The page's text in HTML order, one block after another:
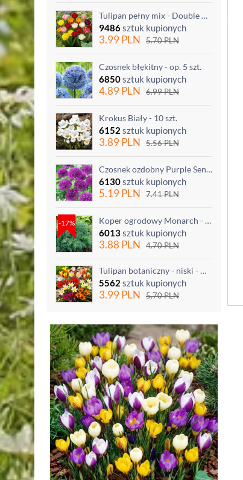
Tulipan pełny mix - Double mix - 5 szt.
9486sztuk kupionych
3.99PLN 5.70PLN
Czosnek błękitny - op. 5 szt.
6850sztuk kupionych
4.89PLN 6.99PLN
Krokus Biały - 10 szt.
6152 sztuk kupionych
3.89PLN 5.56PLN
Czosnek ozdobny Purple Sensation - op. 3 szt.
6130sztuk kupionych
5.19PLN 7.41PLN
-17% Koper ogrodowy Monarch - po ścięciu odrasta
6013sztuk kupionych
3.88 PLN 4.70PLN
Tulipan botaniczny - niski - mix kolorów - 5 szt.
5562 sztuk kupionych
3.99PLN 5.70PLN